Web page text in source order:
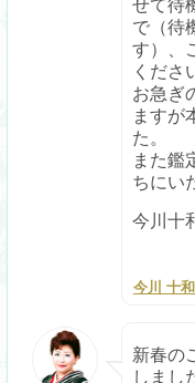
せて待
で（待
す）、
くださ
お急ぎ
ますが
た。
また鑑
ちにい
今川十
今川 十
新春の
しまし